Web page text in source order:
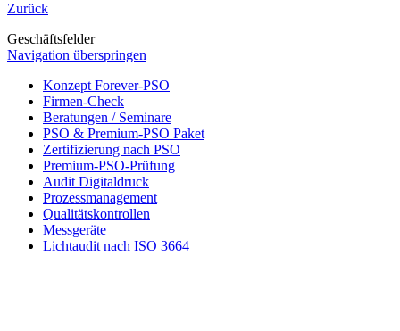
Zurück
Geschäftsfelder
Navigation überspringen
Konzept Forever-PSO
Firmen-Check
Beratungen / Seminare
PSO & Premium-PSO Paket
Zertifizierung nach PSO
Premium-PSO-Prüfung
Audit Digitaldruck
Prozessmanagement
Qualitätskontrollen
Messgeräte
Lichtaudit nach ISO 3664